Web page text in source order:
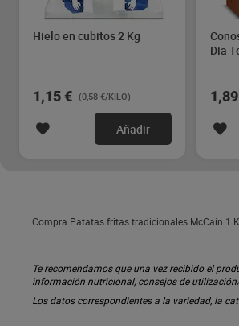
Hielo en cubitos 2 Kg
1,15 € (0,58 €/KILO)
Añadir
Dia
Compra Patatas fritas tradicionales McCain 1
Te recomendamos que una vez recibido el
información nutricional, consejos de
Los datos correspondientes a la variedad, la